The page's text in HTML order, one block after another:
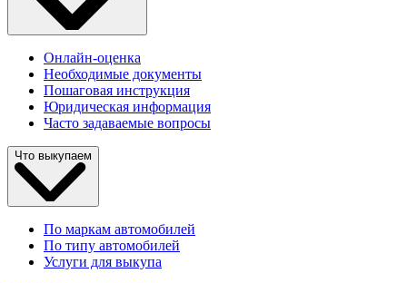
Онлайн-оценка
Необходимые документы
Пошаговая инструкция
Юридическая информация
Часто задаваемые вопросы
Что выкупаем
По маркам автомобилей
По типу автомобилей
Услуги для выкупа